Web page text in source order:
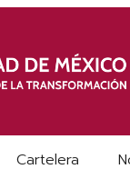
Cartelera